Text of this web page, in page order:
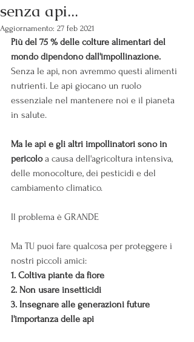
senza api...
Aggiornamento: 27 feb 2021
Più del 75 % delle colture alimentari del
mondo dipendono dall'impollinazione.
Senza le api, non avremmo questi alimenti
nutrienti. Le api giocano un ruolo
essenziale nel mantenere noi e il pianeta
in salute.
Ma le api e gli altri impollinatori sono in
pericolo a causa dell'agricoltura intensiva,
delle monocolture, dei pesticidi e del
cambiamento climatico.
Il problema è GRANDE
Ma TU puoi fare qualcosa per proteggere i
nostri piccoli amici:
1. Coltiva piante da fiore
2. Non usare insetticidi
3. Insegnare alle generazioni future
l'importanza delle api